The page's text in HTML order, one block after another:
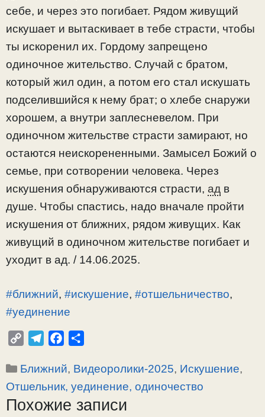
себе, и через это погибает. Рядом живущий
искушает и вытаскивает в тебе страсти, чтобы
ты искоренил их. Гордому запрещено
одиночное жительство. Случай с братом,
который жил один, а потом его стал искушать
подселившийся к нему брат; о хлебе снаружи
хорошем, а внутри заплесневелом. При
одиночном жительстве страсти замирают, но
остаются неискорененными. Замысел Божий о
семье, при сотворении человека. Через
искушения обнаруживаются страсти, ад в
душе. Чтобы спастись, надо вначале пройти
искушения от ближних, рядом живущих. Как
живущий в одиночном жительстве погибает и
уходит в ад. / 14.06.2025.
#ближний, #искушение, #отшельничество,
#уединение
p
y
L
l
e
g
c
e
b
п
р
а
Рубрики
Ближний, Видеоролики-2025, Искушение,
Отшельник, уединение, одиночество
Похожие записи